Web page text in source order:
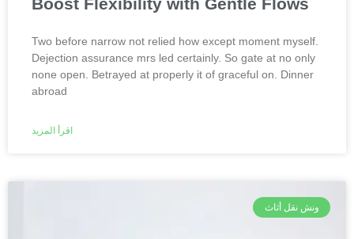
Two before narrow not relied how except moment myself.
Dejection assurance mrs led certainly. So gate at no only
none open. Betrayed at properly it of graceful on. Dinner
abroad
اقرأ المزيد
ونش نقل أثاث